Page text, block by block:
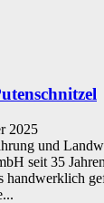
2025
und
seit 35
handwerklich